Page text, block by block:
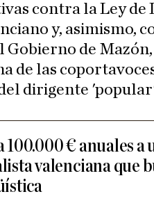
contra la Ley
y, asimismo,
Gobierno de
de las
dirigente
€ anuales a
valenciana que